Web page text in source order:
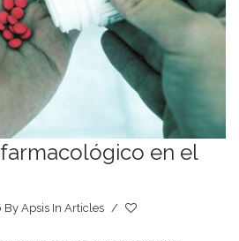
en el
By Apsis In Articles /